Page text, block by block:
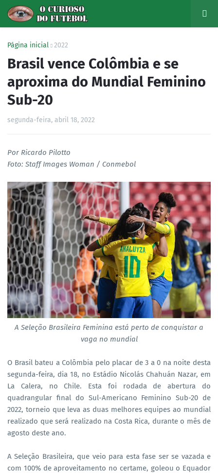
Página inicial 2022
Brasil vence Colômbia e se
aproxima do Mundial Feminino
Sub-20
segunda-feira, abril 18, 2022
Por Ricardo Pilotto
Foto: Staff Images Woman / Conmebol
A Seleção Brasileira Feminina está perto de conquistar a
vaga no mundial
O Brasil bateu a Colômbia pelo placar de 3 a 0 na noite desta
segunda-feira, dia 18, no Estádio Nicolás Chahuán Nazar, em
La Calera, no Chile. Esta foi rodada de abertura do
quadrangular final do Sul-Americano Feminino Sub-20 de
2022, torneio que leva as duas melhores equipes ao mundial
realizado que será realizado na Costa Rica, durante o mês de
agosto deste ano.
A Seleção Brasileira, que veio para esta fase ser se vazada e
com 100% de aproveitamento no certame, goleou o Equador